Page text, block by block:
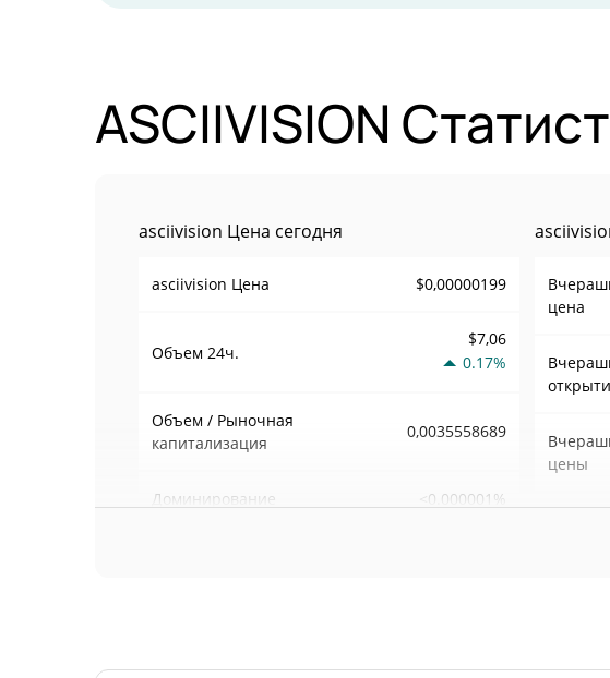
ASCIIVISION
asciivision Цена сегодня
asciivision Цена $0,00000199
Объем 24ч.
$7,06
0.17%
Объем / Рыночная
капитализация
0,0035558689
Доминирование <0.000001%
В обращении
цена
цены